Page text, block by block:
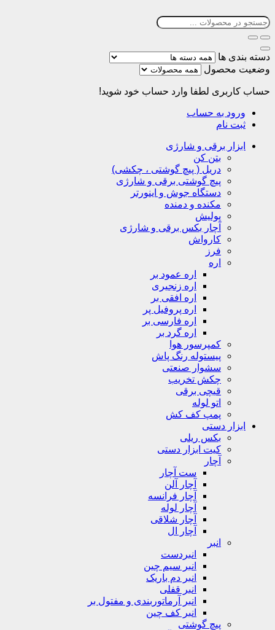
دسته بندی ها
وضعیت محصول
حساب کاربری لطفا وارد حساب خود شوید!
ورود به حساب
ثبت نام
ابزار برقی و شارژی
بتن کن
دریل ( پیچ گوشتی ، چکشی)
پیچ گوشتی برقی و شارژی
دستگاه جوش و اینورتر
مکنده و دمنده
پولیش
آچار بکس برقی و شارژی
کارواش
فرز
اره
اره عمود بر
اره زنجیری
اره افقی بر
اره پروفیل پر
اره فارسی بر
اره گرد بر
کمپرسور هوا
پیستوله رنگ پاش
سشوار صنعتی
چکش تخریب
قیچی برقی
اتو لوله
پمپ کف کش
ابزار دستی
بکس ریلی
کیت ابزار دستی
آچار
ست آچار
آچار آلن
آچار فرانسه
آچار لوله
آچار شلاقی
آچار ال
انبر
انبردست
انبر سیم چین
انبر دم باریک
انبر قفلی
انبر آرماتوربندی و مفتول بر
انبر کف چین
پیچ گوشتی